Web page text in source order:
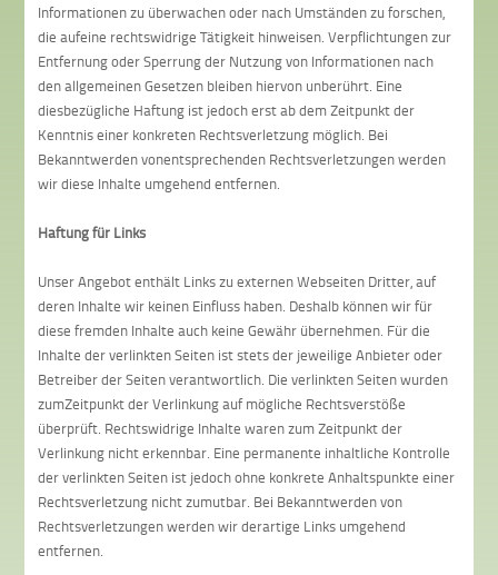
Informationen zu überwachen oder nach Umständen zu forschen,
die aufeine rechtswidrige Tätigkeit hinweisen. Verpflichtungen zur
Entfernung oder Sperrung der Nutzung von Informationen nach
den allgemeinen Gesetzen bleiben hiervon unberührt. Eine
diesbezügliche Haftung ist jedoch erst ab dem Zeitpunkt der
Kenntnis einer konkreten Rechtsverletzung möglich. Bei
Bekanntwerden vonentsprechenden Rechtsverletzungen werden
wir diese Inhalte umgehend entfernen.
Haftung für Links
Unser Angebot enthält Links zu externen Webseiten Dritter, auf
deren Inhalte wir keinen Einfluss haben. Deshalb können wir für
diese fremden Inhalte auch keine Gewähr übernehmen. Für die
Inhalte der verlinkten Seiten ist stets der jeweilige Anbieter oder
Betreiber der Seiten verantwortlich. Die verlinkten Seiten wurden
zumZeitpunkt der Verlinkung auf mögliche Rechtsverstöße
überprüft. Rechtswidrige Inhalte waren zum Zeitpunkt der
Verlinkung nicht erkennbar. Eine permanente inhaltliche Kontrolle
der verlinkten Seiten ist jedoch ohne konkrete Anhaltspunkte einer
Rechtsverletzung nicht zumutbar. Bei Bekanntwerden von
Rechtsverletzungen werden wir derartige Links umgehend
entfernen.